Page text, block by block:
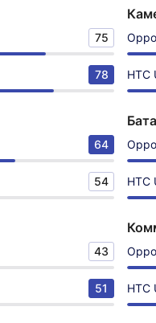
75
78 HTC
64
54 HTC
43
51 HTC